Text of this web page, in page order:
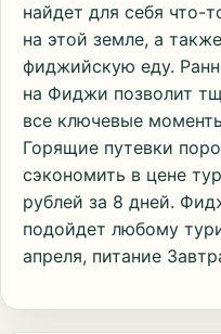
найдет для себя что-
на этой земле, а
фиджийскую еду.
на Фиджи позволит
все ключевые
Горящие путевки
сэкономить в цене
рублей за 8 дней.
подойдет любому
апреля, питание